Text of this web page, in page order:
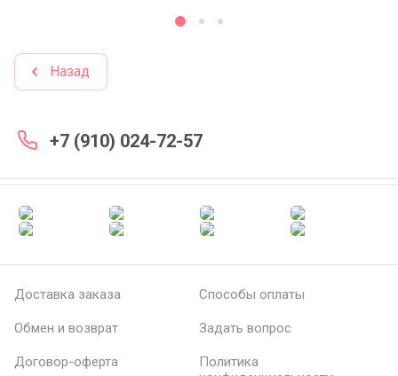
Назад
+7 (910) 024-72-57
Доставка заказа Способы оплаты
Обмен и возврат Задать вопрос
Договор-оферта
Политика